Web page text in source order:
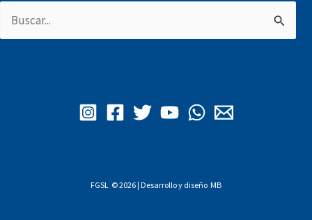
Buscar
por:
FGSL © 2026 | Desarrollo y diseño MB